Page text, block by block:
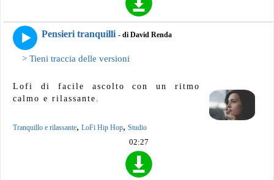
Pensieri tranquilli - di David Renda
> Tieni traccia delle versioni
Lofi di facile ascolto con un ritmo
calmo e rilassante.
Tranquillo e rilassante, LoFi Hip Hop, Studio
02:27